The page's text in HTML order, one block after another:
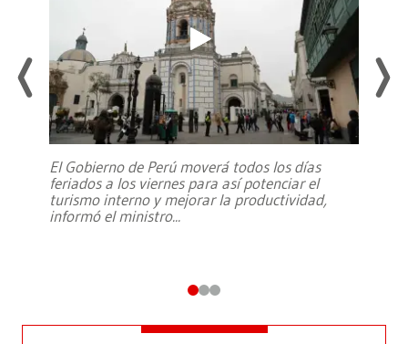
El Gobierno de Perú moverá todos los días
feriados a los viernes para así potenciar el
turismo interno y mejorar la productividad,
informó el ministro...